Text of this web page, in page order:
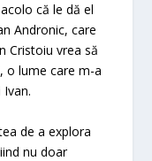
că le dă el
Andronic, care
Cristoiu vrea să
o lume care m-a
de a explora
nu doar